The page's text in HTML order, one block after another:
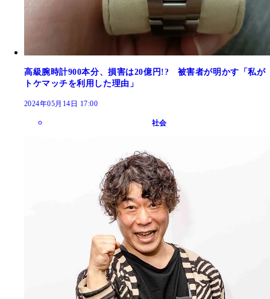
高級腕時計900本分、損害は20億円!? 被害者が明かす「私が
トケマッチを利用した理由」
2024年05月14日 17:00
社会